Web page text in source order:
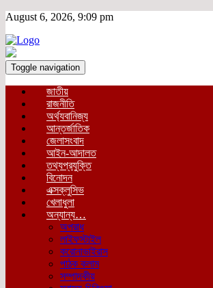
August 6, 2026, 9:09 pm
Toggle navigation
জাতীয়
রাজনীতি
অর্থ্যবানিজ্য
আন্তর্জাতিক
জেলাসংবাদ
আইন-আদালত
তথ্যপ্রযুক্তি
বিনোদন
এক্সক্লুসিভ
খেলাধুলা
অন্যান্য…
অপরাধ
লাইফস্টাইল
করোনাভাইরাস
পাঠক কলাম
সম্পাদকীয়